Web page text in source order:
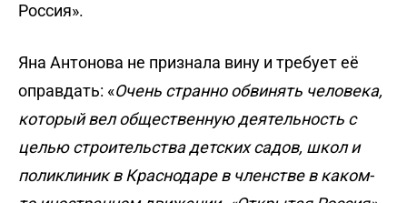
Россия».
Яна Антонова не признала вину и требует её
оправдать: «Очень странно обвинять человека,
который вел общественную деятельность с
целью строительства детских садов, школ и
поликлиник в Краснодаре в членстве в каком-